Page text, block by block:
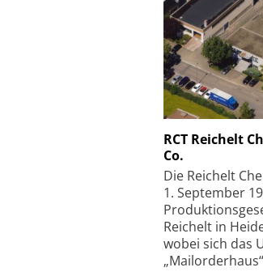
RCT Reichelt
Co.
Die Reichelt
1. September
Reichelt in
wobei sich das